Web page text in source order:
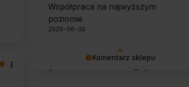
Komentarz sklepu
Dziękujemy za opinię 🙂 Cieszymy
Współpraca na najwyższym
poziomie
2026-06-30